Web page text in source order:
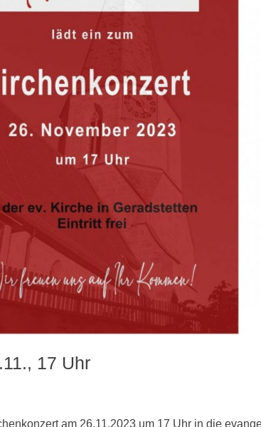
17 Uhr
am 26.11.2023 um 17 Uhr in die